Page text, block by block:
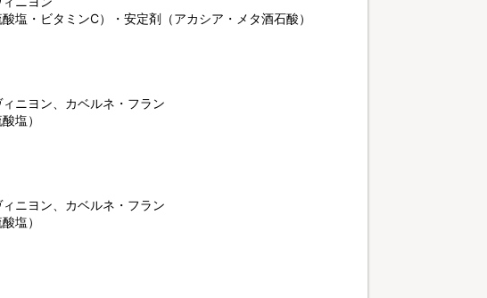
塩・ビタミンC）・安定剤（アカシア・メタ酒石酸）
ニヨン、カベルネ・フラン
塩）
ニヨン、カベルネ・フラン
塩）